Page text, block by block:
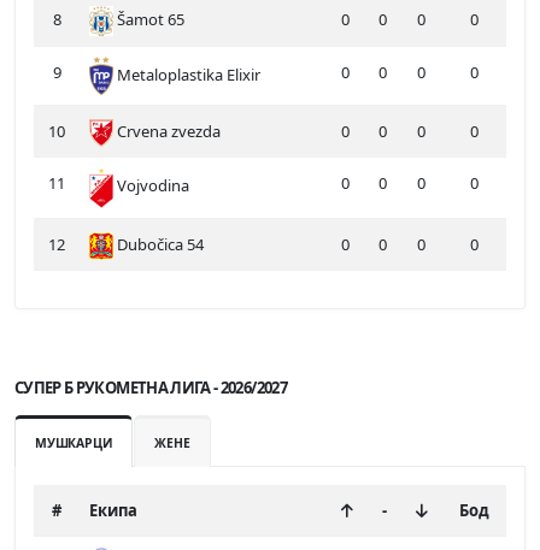
8 Šamot 65 0 0 0 0
9 Metaloplastika Elixir 0 0 0 0
10 Crvena zvezda 0 0 0 0
11 Vojvodina 0 0 0 0
12 Dubočica 54 0 0 0 0
СУПЕР Б РУКОМЕТНА ЛИГА - 2026/2027
МУШКАРЦИ ЖЕНЕ
# Екипа - Бод